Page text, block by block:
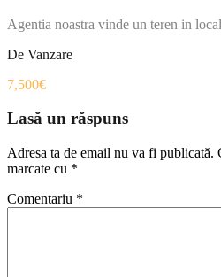
Agentia noastra vinde un teren in
De Vanzare
7,500€
Lasă un răspuns
Adresa ta de email nu va fi publicată.
marcate cu *
Comentariu *